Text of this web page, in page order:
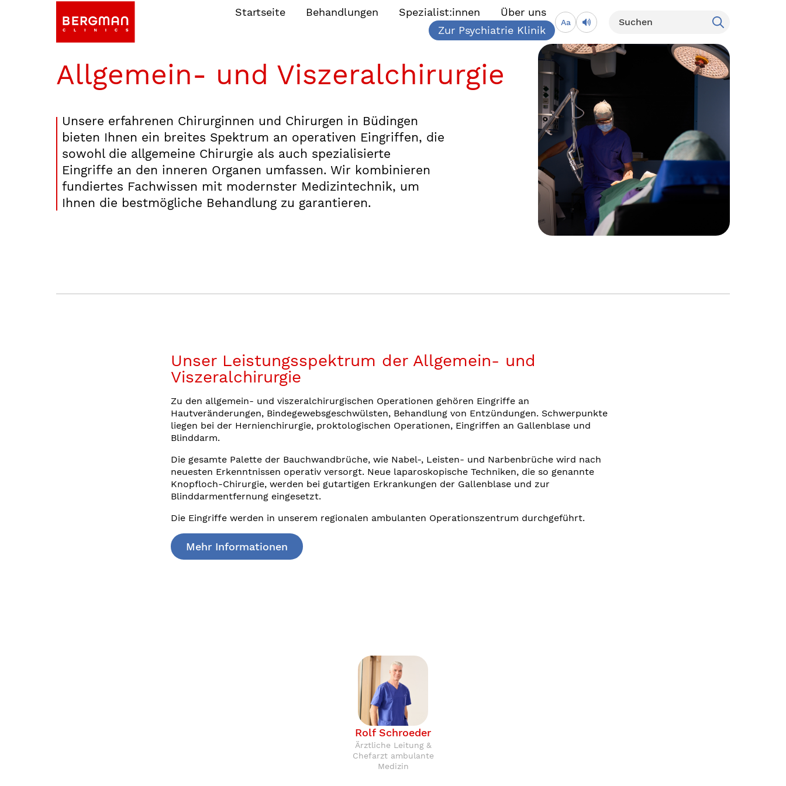
Startseite Behandlungen Spezialist:innen
Über uns
Zur Psychiatrie Klinik
Aa
Allgemein- und Viszeralchirurgie
Unsere erfahrenen Chirurginnen und Chirurgen in Büdingen
bieten Ihnen ein breites Spektrum an operativen Eingriffen, die
sowohl die allgemeine Chirurgie als auch spezialisierte
Eingriffe an den inneren Organen umfassen. Wir kombinieren
fundiertes Fachwissen mit modernster Medizintechnik, um
Ihnen die bestmögliche Behandlung zu garantieren.
Unser Leistungsspektrum der Allgemein- und
Viszeralchirurgie
Zu den allgemein- und viszeralchirurgischen Operationen gehören Eingriffe an
Hautveränderungen, Bindegewebsgeschwülsten, Behandlung von Entzündungen. Schwerpunkte
liegen bei der Hernienchirurgie, proktologischen Operationen, Eingriffen an Gallenblase und
Blinddarm.
Die gesamte Palette der Bauchwandbrüche, wie Nabel-, Leisten- und Narbenbrüche wird nach
neuesten Erkenntnissen operativ versorgt. Neue laparoskopische Techniken, die so genannte
Knopfloch-Chirurgie, werden bei gutartigen Erkrankungen der Gallenblase und zur
Blinddarmentfernung eingesetzt.
Die Eingriffe werden in unserem regionalen ambulanten Operationszentrum durchgeführt.
Mehr Informationen
Rolf Schroeder
Ärztliche Leitung &
Chefarzt ambulante
Medizin